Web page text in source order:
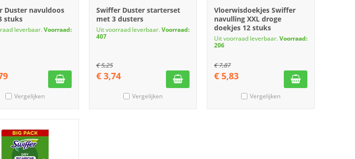
Duster navuldoos
stuks
leverbaar.Voorraad:
Vergelijken
Swiffer Duster starterset
met 3 dusters
Uit voorraad leverbaar.Voorraad:
407
€5,25
€ 3,74
Vergelijken
Vloerwisdoekjes Swiffer
navulling XXL droge
doekjes 12 stuks
Uit voorraad leverbaar.Voorraad:
206
€7,87
€ 5,83
Vergelijken